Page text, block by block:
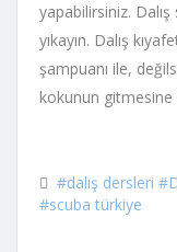
yapabilirsiniz.
yıkayın. Dalış
şampuanı ile,
kokunun gitmesine
#dalış dersleri
#scuba türkiye